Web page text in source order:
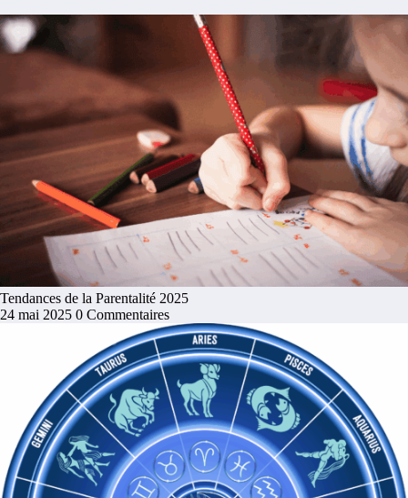
Tendances de la Parentalité 2025
24 mai 2025 0 Commentaires